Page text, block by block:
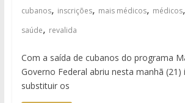
cubanos, inscrições, mais médicos, médicos,
saúde, revalida
Com a saída de cubanos do programa
Governo Federal abriu nesta manhã (21)
substituir os